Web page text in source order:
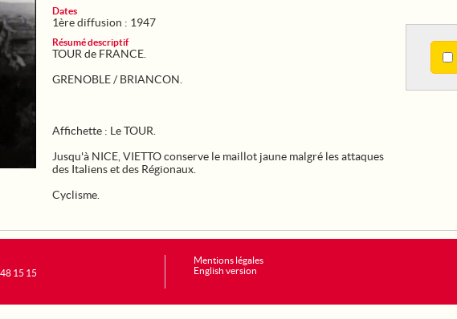
Dates
1ère diffusion : 1947
Résumé descriptif
TOUR de FRANCE.
GRENOBLE / BRIANCON.
Affichette : Le TOUR.
Jusqu'à NICE, VIETTO conserve le maillot jaune malgré les attaques
des Italiens et des Régionaux.
Cyclisme.
15 15
Mentions légales
English version